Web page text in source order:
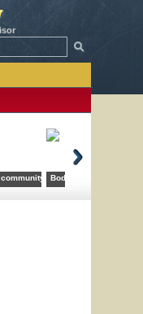
Technologycollege
Bodwell High School